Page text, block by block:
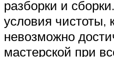
разборки и
условия чистоты,
невозможно
мастерской при